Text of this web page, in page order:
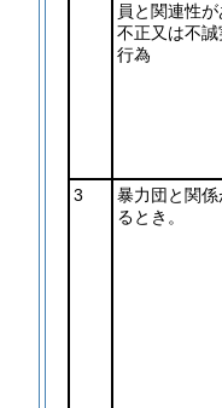
員と関連性
不正又は不誠
行為
3
暴力団と関係
るとき。